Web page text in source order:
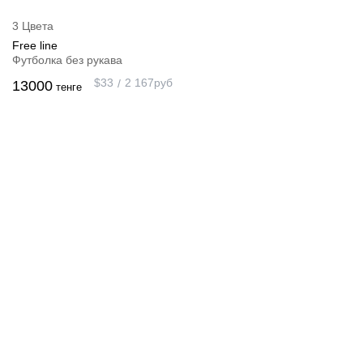
3 Цвета
Free line
Футболка без рукава
13000 тенге $33 2 167руб